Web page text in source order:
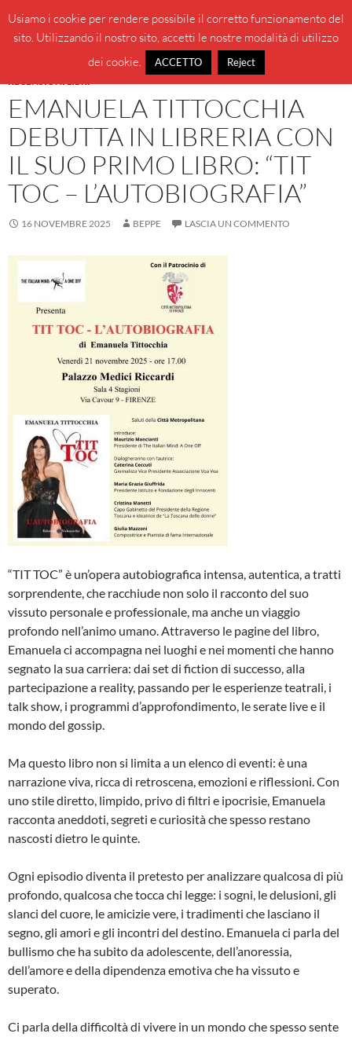
contenuto
BeppeBlog
MENU
RECENSIONI LIBRI
EMANUELA TITTOCCHIA
DEBUTTA IN LIBRERIA CON
IL SUO PRIMO LIBRO: “TIT
TOC – L’AUTOBIOGRAFIA”
16 NOVEMBRE 2025 BEPPE LASCIA UN COMMENTO
“TIT TOC” è un’opera autobiografica intensa, autentica, a tratti
sorprendente, che racchiude non solo il racconto del suo
vissuto personale e professionale, ma anche un viaggio
profondo nell’animo umano. Attraverso le pagine del libro,
Emanuela ci accompagna nei luoghi e nei momenti che hanno
segnato la sua carriera: dai set di fiction di successo, alla
partecipazione a reality, passando per le esperienze teatrali, i
talk show, i programmi d’approfondimento, le serate live e il
mondo del gossip.
Ma questo libro non si limita a un elenco di eventi: è una
narrazione viva, ricca di retroscena, emozioni e riflessioni. Con
uno stile diretto, limpido, privo di filtri e ipocrisie, Emanuela
racconta aneddoti, segreti e curiosità che spesso restano
nascosti dietro le quinte.
Ogni episodio diventa il pretesto per analizzare qualcosa di più
profondo, qualcosa che tocca chi legge: i sogni, le delusioni, gli
slanci del cuore, le amicizie vere, i tradimenti che lasciano il
segno, gli amori e gli incontri del destino. Emanuela ci parla del
bullismo che ha subito da adolescente, dell’anoressia,
dell’amore e della dipendenza emotiva che ha vissuto e
superato.
Ci parla della difficoltà di vivere in un mondo che spesso sente
Usiamo i cookie per rendere possibile il corretto funzionamento del
sito. Utilizzando il nostro sito, accetti le nostre modalità di utilizzo
dei cookie.
ACCETTO Reject